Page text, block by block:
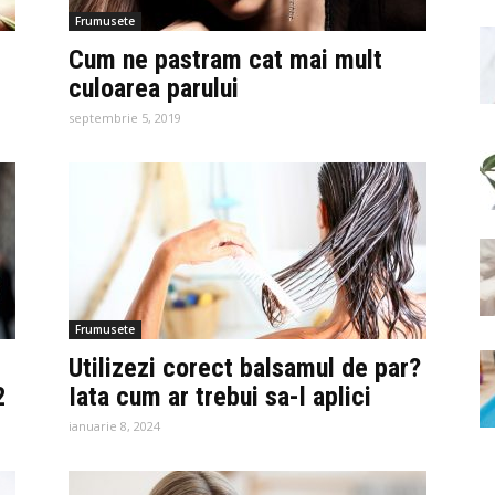
Frumusete
Cum ne pastram cat mai mult
culoarea parului
septembrie 5, 2019
Frumusete
Utilizezi corect balsamul de par?
Iata cum ar trebui sa-l aplici
ianuarie 8, 2024